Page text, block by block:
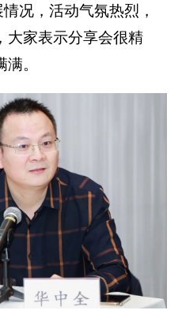
况，活动气氛热烈，
大家表示分享会很精
。